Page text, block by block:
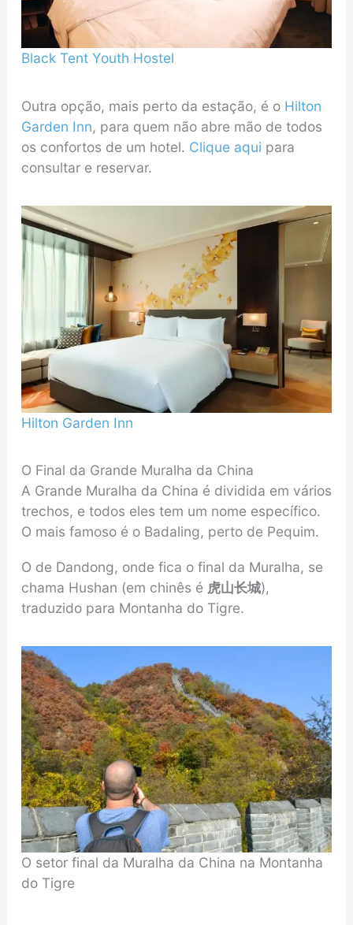
Black Tent Youth Hostel
Outra opção, mais perto da estação, é o Hilton
Garden Inn, para quem não abre mão de todos
os confortos de um hotel. Clique aqui para
consultar e reservar.
Hilton Garden Inn
O Final da Grande Muralha da China
A Grande Muralha da China é dividida em vários
trechos, e todos eles tem um nome específico.
O mais famoso é o Badaling, perto de Pequim.
O de Dandong, onde fica o final da Muralha, se
chama Hushan (em chinês é 虎山长城),
traduzido para Montanha do Tigre.
O setor final da Muralha da China na Montanha
do Tigre